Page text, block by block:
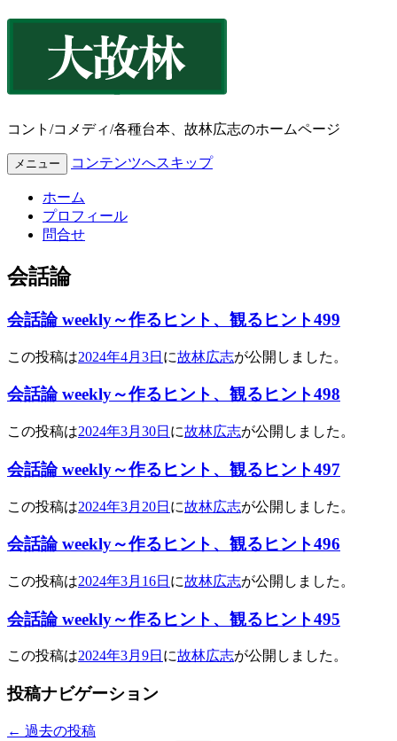
コント/コメディ/各種台本、故林広志のホームページ
メニュー コンテンツへスキップ
ホーム
プロフィール
問合せ
会話論
会話論 weekly～作るヒント、観るヒント499
この投稿は2024年4月3日 に故林広志が公開しました 。
会話論 weekly～作るヒント、観るヒント498
この投稿は2024年3月30日 に故林広志が公開しました 。
会話論 weekly～作るヒント、観るヒント497
この投稿は2024年3月20日 に故林広志が公開しました 。
会話論 weekly～作るヒント、観るヒント496
この投稿は2024年3月16日 に故林広志が公開しました 。
会話論 weekly～作るヒント、観るヒント495
この投稿は2024年3月9日 に故林広志が公開しました。
投稿ナビゲーション
← 過去の投稿